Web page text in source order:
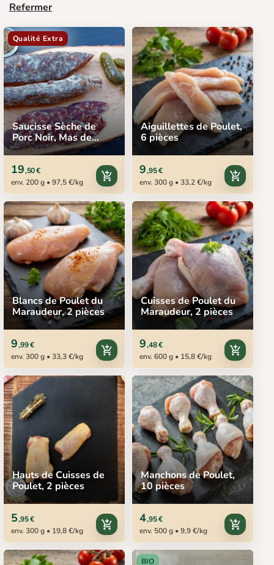
Refermer
Qualité Extra
Saucisse Sèche de
Porc Noir, Mas de
Monille, 200 g
19,50 €
env. 200 g • 97,5 €/kg
add_shopping_cart
Aiguillettes de Poulet,
6 pièces
9,95 €
env. 300 g • 33,2 €/kg
add_shopping_cart
Blancs de Poulet du
Maraudeur, 2 pièces
9,99 €
env. 300 g • 33,3 €/kg
add_shopping_cart
Cuisses de Poulet du
Maraudeur, 2 pièces
9,48 €
env. 600 g • 15,8 €/kg
add_shopping_cart
Hauts de Cuisses de
Poulet, 2 pièces
5,95 €
env. 300 g • 19,8 €/kg
add_shopping_cart
Manchons de Poulet,
10 pièces
4,95 €
env. 500 g • 9,9 €/kg
add_shopping_cart
BIO